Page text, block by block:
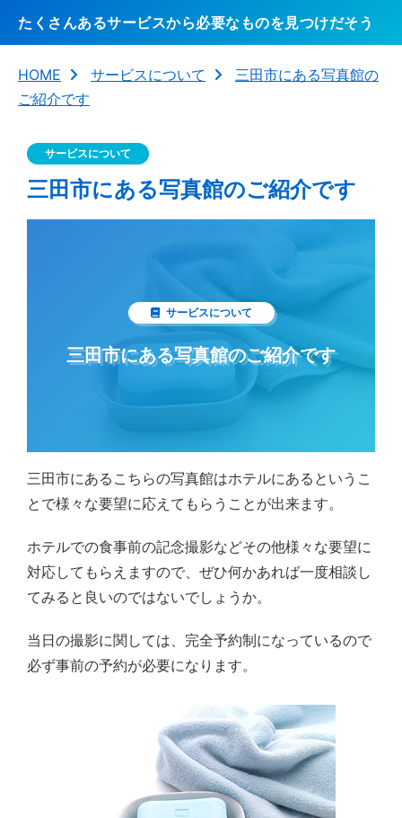
たくさんあるサービスから必要なものを見つけだそう
HOME サービスについて
三田市にある写真館の
ご紹介です
サービスについて
三田市にある写真館のご紹介です
サービスについて
三田市にある写真館のご紹介です
三田市にあるこちらの写真館はホテルにあるというこ
とで様々な要望に応えてもらうことが出来ます。
ホテルでの食事前の記念撮影などその他様々な要望に
対応してもらえますので、ぜひ何かあれば一度相談し
てみると良いのではないでしょうか。
当日の撮影に関しては、完全予約制になっているので
必ず事前の予約が必要になります。